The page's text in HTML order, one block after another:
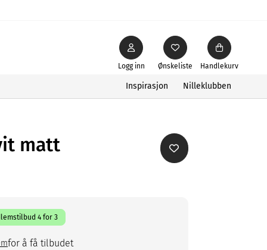
Ønskeliste
Logg inn Handlekurv
Inspirasjon Nilleklubben
matt
4 for 3
for å få tilbudet